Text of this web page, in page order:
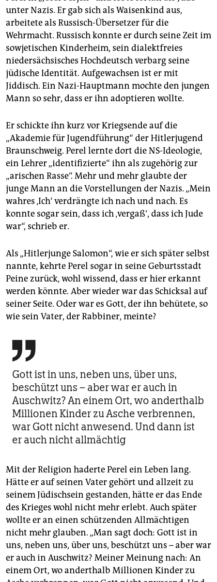
unter Nazis. Er gab sich als Waisenkind aus,
arbeitete als Russisch-Übersetzer für die
Wehrmacht. Russisch konnte er durch seine Zeit im
sowjetischen Kinderheim, sein dialektfreies
niedersächsisches Hochdeutsch verbarg seine
jüdische Identität. Aufgewachsen ist er mit
Jiddisch. Ein Nazi-Hauptmann mochte den jungen
Mann so sehr, dass er ihn adoptieren wollte.
Er schickte ihn kurz vor Kriegsende auf die
„Akademie für Jugendführung“ der Hitlerjugend
Braunschweig. Perel lernte dort die NS-Ideologie,
ein Lehrer „identifizierte“ ihn als zugehörig zur
„arischen Rasse“. Mehr und mehr glaubte der
junge Mann an die Vorstellungen der Nazis. „Mein
wahres ‚Ich‘ verdrängte ich nach und nach. Es
konnte sogar sein, dass ich ‚vergaß‘, dass ich Jude
war“, schrieb er.
Als „Hitlerjunge Salomon“, wie er sich später selbst
nannte, kehrte Perel sogar in seine Geburtsstadt
Peine zurück, wohl wissend, dass er hier erkannt
werden könnte. Aber wieder war das Schicksal auf
seiner Seite. Oder war es Gott, der ihn behütete, so
wie sein Vater, der Rabbiner, meinte?

Gott ist in uns, neben uns, über uns,
beschützt uns – aber war er auch in
Auschwitz? An einem Ort, wo anderthalb
Millionen Kinder zu Asche verbrennen,
war Gott nicht anwesend. Und dann ist
er auch nicht allmächtig
Mit der Religion haderte Perel ein Leben lang.
Hätte er auf seinen Vater gehört und allzeit zu
seinem Jüdischsein gestanden, hätte er das Ende
des Krieges wohl nicht mehr erlebt. Auch später
wollte er an einen schützenden Allmächtigen
nicht mehr glauben. „Man sagt doch: Gott ist in
uns, neben uns, über uns, beschützt uns – aber war
er auch in Auschwitz? Meiner Meinung nach: An
einem Ort, wo anderthalb Millionen Kinder zu